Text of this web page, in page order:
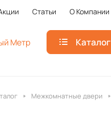
Статьи О Компании
Каталог
Межкомнатные двери